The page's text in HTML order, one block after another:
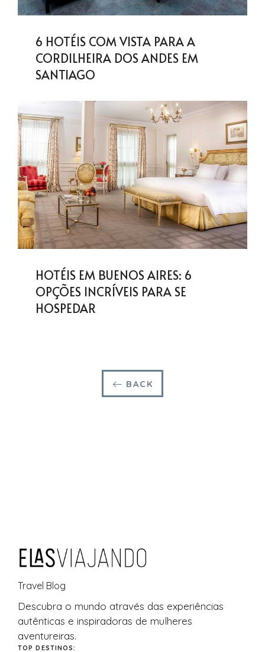
6 HOTÉIS COM VISTA PARA A
CORDILHEIRA DOS ANDES EM
SANTIAGO
HOTÉIS EM BUENOS AIRES: 6
OPÇÕES INCRÍVEIS PARA SE
HOSPEDAR
BACK
Travel Blog
Descubra o mundo através das experiências
autênticas e inspiradoras de mulheres
aventureiras.
TOP DESTINOS: